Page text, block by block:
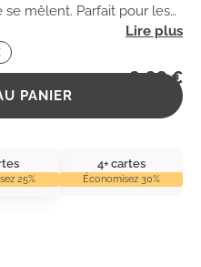
mêlent. Parfait pour les
vous attend à chaque
2,99€
PANIER
25%
4+ cartes
Économisez 30%